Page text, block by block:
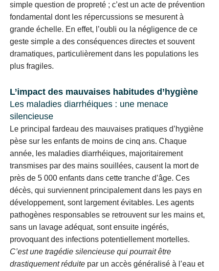
simple question de propreté ; c’est un acte de prévention
fondamental dont les répercussions se mesurent à
grande échelle. En effet, l’oubli ou la négligence de ce
geste simple a des conséquences directes et souvent
dramatiques, particulièrement dans les populations les
plus fragiles.
L’impact des mauvaises habitudes d’hygiène
Les maladies diarrhéiques : une menace
silencieuse
Le principal fardeau des mauvaises pratiques d’hygiène
pèse sur les enfants de moins de cinq ans. Chaque
année, les maladies diarrhéiques, majoritairement
transmises par des mains souillées, causent la mort de
près de 5 000 enfants dans cette tranche d’âge. Ces
décès, qui surviennent principalement dans les pays en
développement, sont largement évitables. Les agents
pathogènes responsables se retrouvent sur les mains et,
sans un lavage adéquat, sont ensuite ingérés,
provoquant des infections potentiellement mortelles.
C’est une tragédie silencieuse qui pourrait être
drastiquement réduite par un accès généralisé à l’eau et